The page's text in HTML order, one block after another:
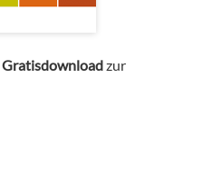
Gratisdownloadzur